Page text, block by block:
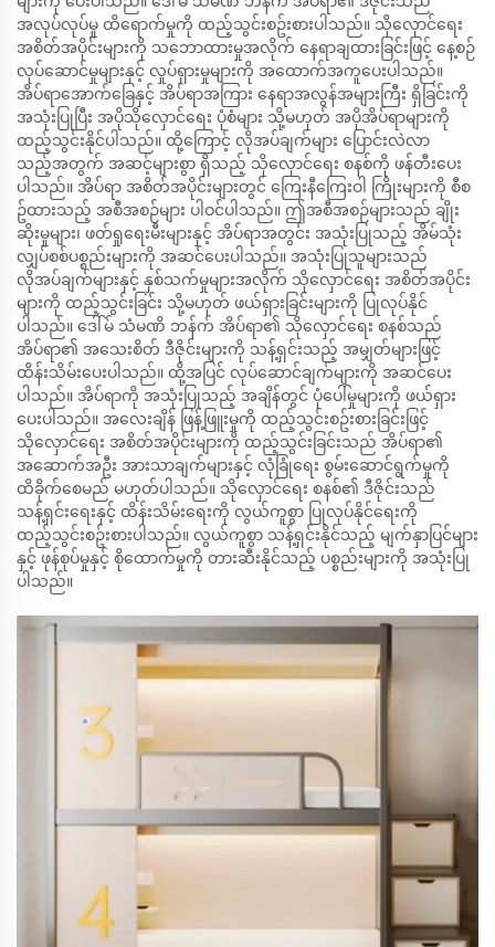
အလုပ်လုပ်မှု ထိရောက်မှုကို ထည့်သွင်းစဥ်းစားပါသည်။ သိုလှောင်ရေး
အစိတ်အပိုင်းများကို သဘောထားမှုအလိုက် နေရာချထားခြင်းဖြင့် နေ့စဉ်
လုပ်ဆောင်မှုများနှင့် လှုပ်ရှားမှုများကို အထောက်အကူပေးပါသည်။
အိပ်ရာအောက်ခြေနှင့် အိပ်ရာအကြား နေရာအလွန်အများကြီး ရှိခြင်းကို
အသုံးပြုပြီး အပိုသိုလှောင်ရေး ပုံစံများ သို့မဟုတ် အပိုအိပ်ရာများကို
ထည့်သွင်းနိုင်ပါသည်။ ထို့ကြောင့် လိုအပ်ချက်များ ပြောင်းလဲလာ
သည့်အတွက် အဆင့်များစွာ ရှိသည့် သိုလှောင်ရေး စနစ်ကို ဖန်တီးပေး
ပါသည်။ အိပ်ရာ အစိတ်အပိုင်းများတွင် ကြေးနီကြေးဝါ ကြိုးများကို စီစ
ဥ်ထားသည့် အစီအစဉ်များ ပါဝင်ပါသည်။ ဤအစီအစဉ်များသည် ချိုး
ဆိုးမှုများ၊ ဖတ်ရှုရေးမီးများနှင့် အိပ်ရာအတွင်း အသုံးပြုသည့် အိမ်သုံး
လျှပ်စစ်ပစ္စည်းများကို အဆင်ပေးပါသည်။ အသုံးပြုသူများသည်
လိုအပ်ချက်များနှင့် နှစ်သက်မှုများအလိုက် သိုလှောင်ရေး အစိတ်အပိုင်း
များကို ထည့်သွင်းခြင်း သို့မဟုတ် ဖယ်ရှားခြင်းများကို ပြုလုပ်နိုင်
ပါသည်။ ဒေါ်မ် သံမဏိ ဘန်က် အိပ်ရာ၏ သိုလှောင်ရေး စနစ်သည်
အိပ်ရာ၏ အသေးစိတ် ဒီဇိုင်းများကို သန့်ရှင်းသည့် အမျှတ်များဖြင့်
ထိန်းသိမ်းပေးပါသည်။ ထို့အပြင် လုပ်ဆောင်ချက်များကို အဆင်ပေး
ပါသည်။ အိပ်ရာကို အသုံးပြုသည့် အချိန်တွင် ပုံပေါ်မှုများကို ဖယ်ရှား
ပေးပါသည်။ အလေးချိန် ဖြန့်ဖြူးမှုကို ထည့်သွင်းစဥ်းစားခြင်းဖြင့်
သိုလှောင်ရေး အစိတ်အပိုင်းများကို ထည့်သွင်းခြင်းသည် အိပ်ရာ၏
အဆောက်အဦး အားသာချက်များနှင့် လုံခြုံရေး စွမ်းဆောင်ရွက်မှုကို
ထိခိုက်စေမည် မဟုတ်ပါသည်။ သိုလှောင်ရေး စနစ်၏ ဒီဇိုင်းသည်
သန့်ရှင်းရေးနှင့် ထိန်းသိမ်းရေးကို လွယ်ကူစွာ ပြုလုပ်နိုင်ရေးကို
ထည့်သွင်းစဥ်းစားပါသည်။ လွယ်ကူစွာ သန့်ရှင်းနိုင်သည့် မျက်နှာပြင်များ
နှင့် ဖုန်စုပ်မှုနှင့် စိုထောက်မှုကို တားဆီးနိုင်သည့် ပစ္စည်းများကို အသုံးပြု
ပါသည်။